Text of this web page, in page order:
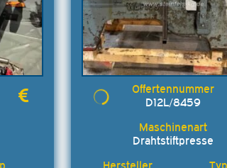
D12L/8459
Drahtstiftpresse